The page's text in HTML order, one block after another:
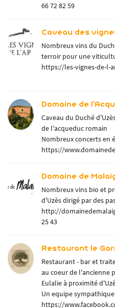
66 72 82 59
Caveau des
Nombreux vins du
terroir pour une
https://les-vignes-de-l-
Domaine de
Caveau du Duché
de l'acqueduc romain
Nombreux concerts en
https://
Domaine de
Nombreux vins bio et
d'Uzès dirigé par des
http://
25 43
Restaurant le
Restaurant - bar et
au coeur de l'ancienne
Eulalie à proximité
Un equipe
https://